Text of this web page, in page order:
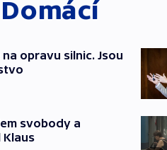
Domácí
opravu silnic. Jsou
svobody a